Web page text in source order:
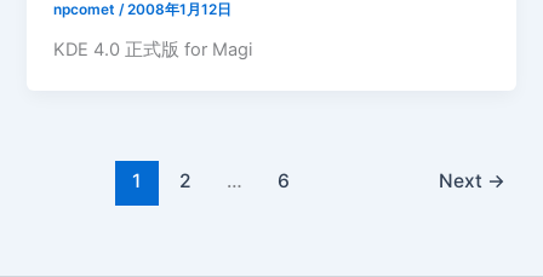
npcomet/2008年1月12日
KDE 4.0 正式版 for Magi
1 2 … 6 Next →